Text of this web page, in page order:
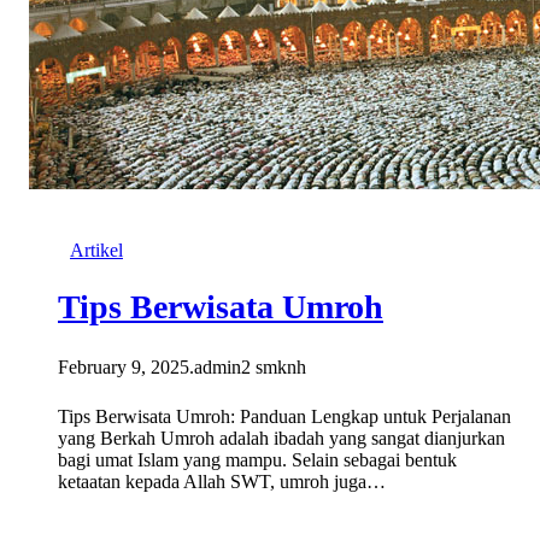
Artikel
Tips Berwisata Umroh
February 9, 2025.admin2 smknh
Tips Berwisata Umroh: Panduan Lengkap untuk Perjalanan
yang Berkah Umroh adalah ibadah yang sangat dianjurkan
bagi umat Islam yang mampu. Selain sebagai bentuk
ketaatan kepada Allah SWT, umroh juga…